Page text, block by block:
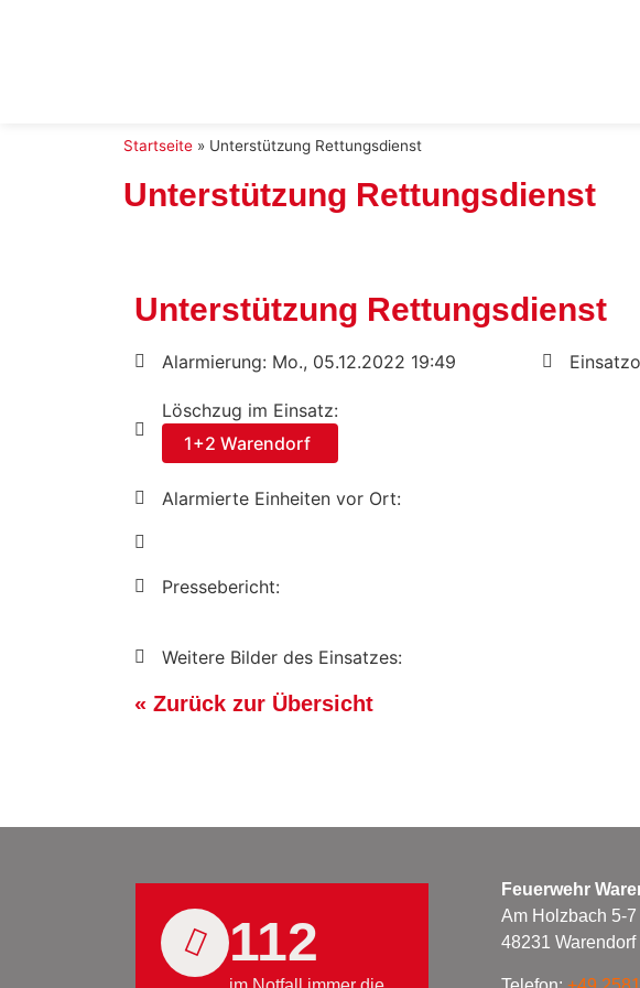
Startseite » Unterstützung Rettungsdienst
Unterstützung Rettungsdienst
Unterstützung Rettungsdienst
Alarmierung: Mo., 05.12.2022 19:49
Löschzug im Einsatz:
1+2 Warendorf
Alarmierte Einheiten vor Ort:
Pressebericht:
Weitere Bilder des Einsatzes:
« Zurück zur Übersicht
112
Feuerwehr
Am Holzbach 5-7
48231 Warendorf